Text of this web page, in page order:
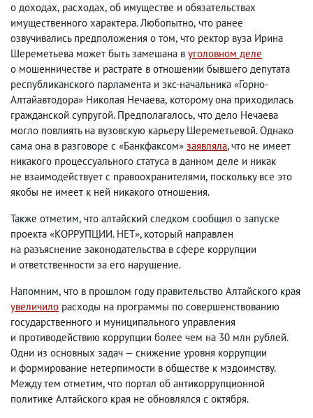
о доходах, расходах, об имуществе и обязательствах
имущественного характера. Любопытно, что ранее
озвучивались предположения о том, что ректор вуза Ирина
Шереметьева может быть замешана в уголовном деле
о мошенничестве и растрате в отношении бывшего депутата
республиканского парламента и экс-начальника «Горно-
Алтайавтодора» Николая Нечаева, которому она приходилась
гражданской супругой. Предполагалось, что дело Нечаева
могло повлиять на вузовскую карьеру Шереметьевой. Однако
сама она в разговоре с «Банкфаксом» заявляла, что не имеет
никакого процессуального статуса в данном деле и никак
не взаимодействует с правоохранителями, поскольку все это
якобы не имеет к ней никакого отношения.
Также отметим, что алтайский следком сообщил о запуске
проекта «КОРРУПЦИИ. НЕТ», который направлен
на разъяснение законодательства в сфере коррупции
и ответственности за его нарушение.
Напомним, что в прошлом году правительство Алтайского края
увеличило расходы на программы по совершенствованию
государственного и муниципального управления
и противодействию коррупции более чем на 30 млн рублей.
Одни из основных задач — снижение уровня коррупции
и формирование нетерпимости в обществе к мздоимству.
Между тем отметим, что портал об антикоррупционной
политике Алтайского края не обновлялся с октября.